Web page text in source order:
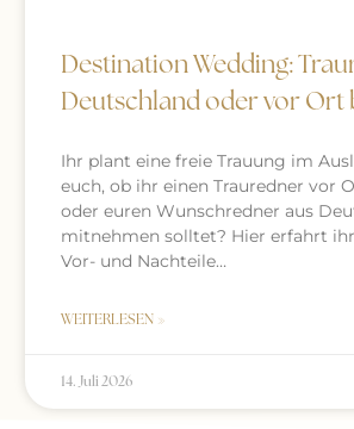
Destination Wedding:
Deutschland oder vor Ort
Ihr plant eine freie Trauung im
euch, ob ihr einen Trauredner vor
oder euren Wunschredner aus
mitnehmen solltet? Hier erfahrt
Vor- und Nachteile…
WEITERLESEN »
14. Juli 2026